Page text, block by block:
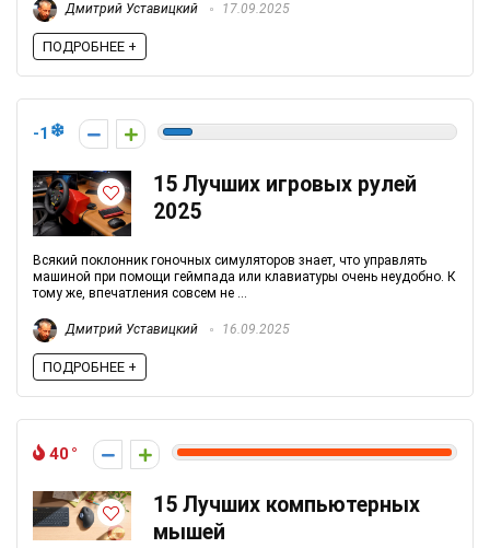
Дмитрий Уставицкий 17.09.2025
ПОДРОБНЕЕ +
-1
15 Лучших игровых рулей
2025
Всякий поклонник гоночных симуляторов знает, что управлять
машиной при помощи геймпада или клавиатуры очень неудобно. К
тому же, впечатления совсем не ...
Дмитрий Уставицкий 16.09.2025
ПОДРОБНЕЕ +
40
15 Лучших компьютерных
мышей